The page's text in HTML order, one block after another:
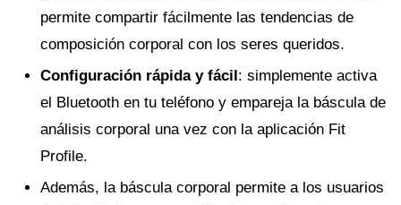
permite compartir fácilmente las tendencias de
composición corporal con los seres queridos.
Configuración rápida y fácil: simplemente activa
el Bluetooth en tu teléfono y empareja la báscula de
análisis corporal una vez con la aplicación Fit
Profile.
Además, la báscula corporal permite a los usuarios